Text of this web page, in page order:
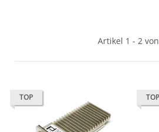
Artikel 1 - 2
TOP TOP